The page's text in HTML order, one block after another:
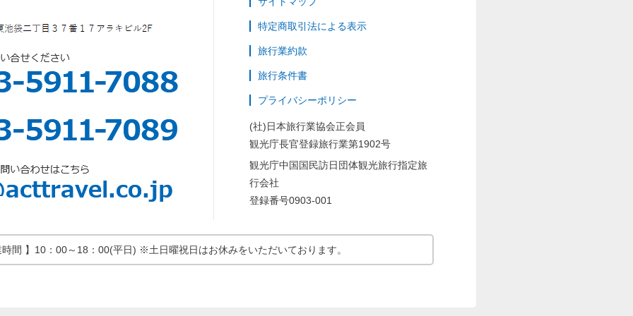
特定商取引法による表示
旅行業約款
旅行条件書
プライバシーポリシー
(社)日本旅行業協会正会員
観光庁長官登録旅行業第1902号
観光庁中国国民訪日団体観光旅行指定旅
行会社
登録番号0903-001
間 】10：00～18：00(平日) ※土日曜祝日はお休みをいただいております。